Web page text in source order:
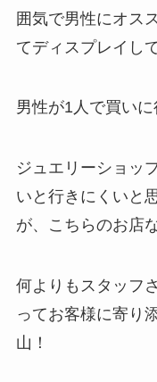
囲気で男性にオス
てディスプレイし
男性が1人で買いに
ジュエリーショッ
いと行きにくいと
が、こちらのお店
何よりもスタッフ
ってお客様に寄り
山！